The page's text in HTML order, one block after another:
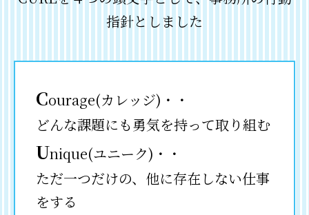
指針としました
Courage(カレッジ)・・
どんな課題にも勇気を持って取り組む
Unique(ユニーク)・・
ただ一つだけの、他に存在しない仕事
をする